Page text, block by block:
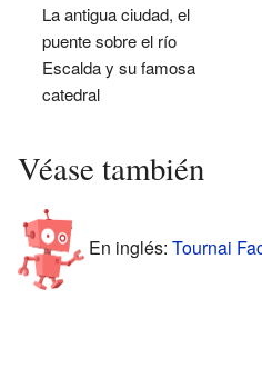
La antigua ciudad, el
puente sobre el río
Escalda y su famosa
catedral
Véase también
En inglés: Tournai